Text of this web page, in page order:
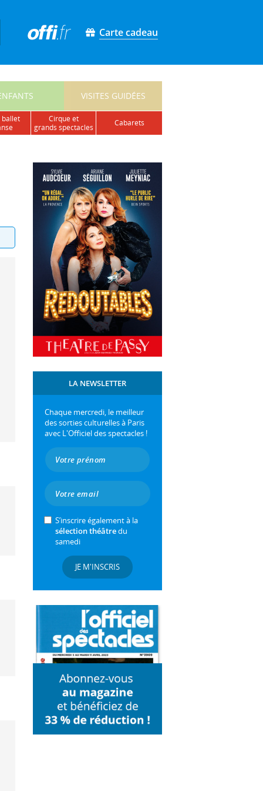
Carte cadeau
VISITES GUIDÉES
ballet
cirque et
grands spectacles
cabarets
LA NEWSLETTER
Chaque mercredi, le meilleur
des sorties culturelles à Paris
avec L'Officiel des spectacles !
S’inscrire également à la
sélection théâtredu
samedi
JE M'INSCRIS